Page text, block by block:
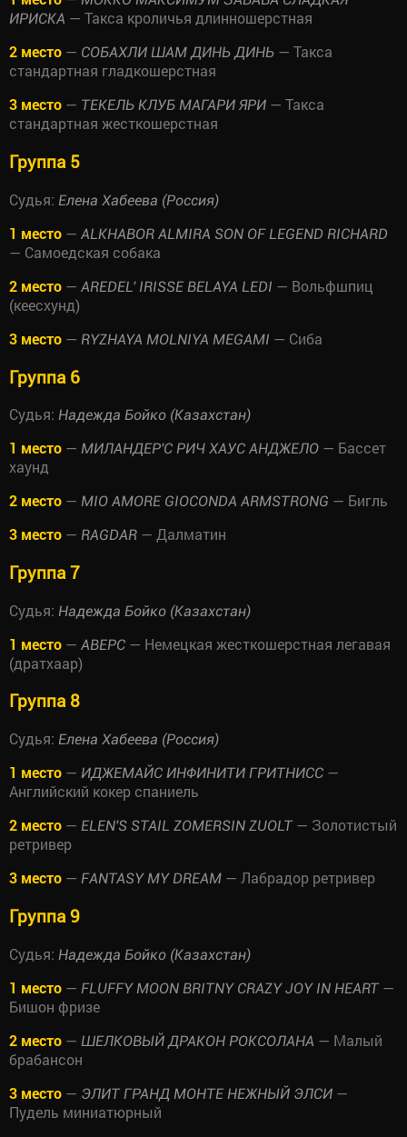
ИРИСКА — Такса кроличья длинношерстная
2 место — СОБАХЛИ ШАМ ДИНЬ ДИНЬ — Такса
стандартная гладкошерстная
3 место — ТЕКЕЛЬ КЛУБ МАГАРИ ЯРИ — Такса
стандартная жесткошерстная
Группа 5
Судья: Елена Хабеева (Россия)
1 место — ALKHABOR ALMIRA SON OF LEGEND RICHARD
— Самоедская собака
2 место — AREDEL' IRISSE BELAYA LEDI — Вольфшпиц
(кеесхунд)
3 место — RYZHAYA MOLNIYA MEGAMI — Сиба
Группа 6
Судья: Надежда Бойко (Казахстан)
1 место — МИЛАНДЕР'С РИЧ ХАУС АНДЖЕЛО — Бассет
хаунд
2 место — MIO AMORE GIOCONDA ARMSTRONG — Бигль
3 место — RAGDAR — Далматин
Группа 7
Судья: Надежда Бойко (Казахстан)
1 место — АВЕРС — Немецкая жесткошерстная легавая
(дратхаар)
Группа 8
Судья: Елена Хабеева (Россия)
1 место — ИДЖЕМАЙС ИНФИНИТИ ГРИТНИСС —
Английский кокер спаниель
2 место — ELEN'S STAIL ZOMERSIN ZUOLT— Золотистый
ретривер
3 место — FANTASY MY DREAM — Лабрадор ретривер
Группа 9
Судья: Надежда Бойко (Казахстан)
1 место — FLUFFY MOON BRITNY CRAZY JOY IN HEART—
Бишон фризе
2 место — ШЕЛКОВЫЙ ДРАКОН РОКСОЛАНА — Малый
брабансон
3 место — ЭЛИТ ГРАНД МОНТЕ НЕЖНЫЙ ЭЛСИ —
Пудель миниатюрный